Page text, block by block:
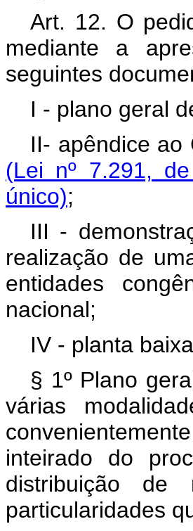
Art. 12. O
mediante a
seguintes
I - plano geral
II- apêndice ao
(Lei nº 7.291,
único);
III -
realização de
entidades
nacional;
IV - planta
§ 1º Plano
várias
inteirado do
distribuição
particularidades